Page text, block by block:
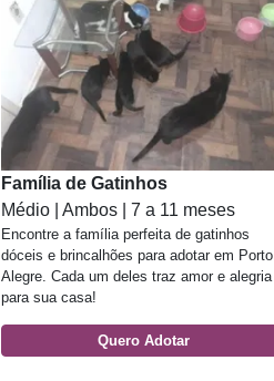
Família de Gatinhos
Médio | Ambos | 7 a 11 meses
Encontre a família perfeita de gatinhos
dóceis e brincalhões para adotar em Porto
Alegre. Cada um deles traz amor e alegria
para sua casa!
Quero Adotar